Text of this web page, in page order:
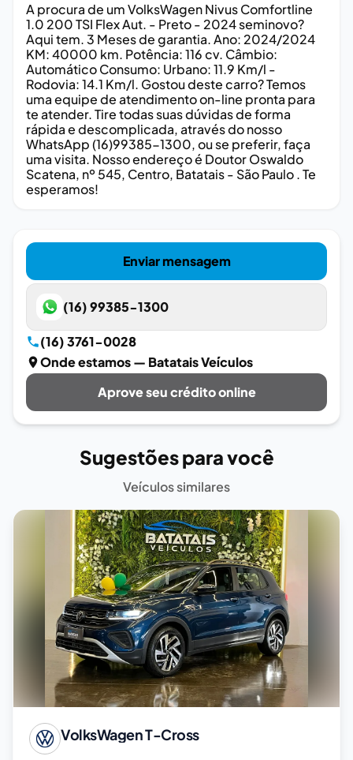
A procura de um VolksWagen Nivus Comfortline
1.0 200 TSI Flex Aut. - Preto - 2024 seminovo?
Aqui tem. 3 Meses de garantia. Ano: 2024/2024
KM: 40000 km. Potência: 116 cv. Câmbio:
Automático Consumo: Urbano: 11.9 Km/l -
Rodovia: 14.1 Km/l. Gostou deste carro? Temos
uma equipe de atendimento on-line pronta para
te atender. Tire todas suas dúvidas de forma
rápida e descomplicada, através do nosso
WhatsApp (16)99385-1300, ou se preferir, faça
uma visita. Nosso endereço é Doutor Oswaldo
Scatena, nº 545, Centro, Batatais - São Paulo . Te
esperamos!
Enviar mensagem
(16) 99385-1300
(16) 3761-0028
Onde estamos— Batatais Veículos
Aprove seu crédito online
Sugestões para você
Veículos similares
VolksWagenT-Cross